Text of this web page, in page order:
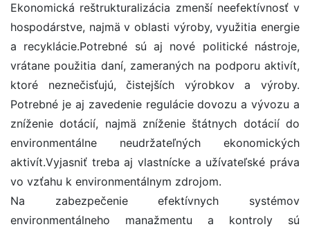
Ekonomická reštrukturalizácia zmenší neefektívnosť v
hospodárstve, najmä v oblasti výroby, využitia energie
a recyklácie.Potrebné sú aj nové politické nástroje,
vrátane použitia daní, zameraných na podporu aktivít,
ktoré neznečisťujú, čistejších výrobkov a výroby.
Potrebné je aj zavedenie regulácie dovozu a vývozu a
zníženie dotácií, najmä zníženie štátnych dotácií do
environmentálne neudržateľných ekonomických
aktivít.Vyjasniť treba aj vlastnícke a užívateľské práva
vo vzťahu k environmentálnym zdrojom.
Na zabezpečenie efektívnych systémov
environmentálneho manažmentu a kontroly sú